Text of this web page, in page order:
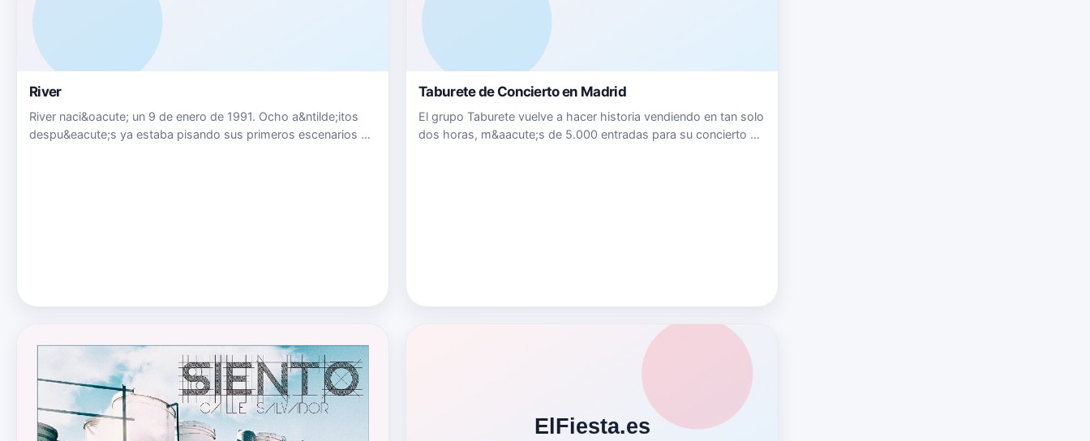
River
River naci&oacute; un 9 de enero de 1991. Ocho a&ntilde;itos
despu&eacute;s ya estaba pisando sus primeros escenarios de
Taburete de Concierto en Madrid
El grupo Taburete vuelve a hacer historia vendiendo en tan solo
dos horas, m&aacute;s de 5.000 entradas para su concierto en